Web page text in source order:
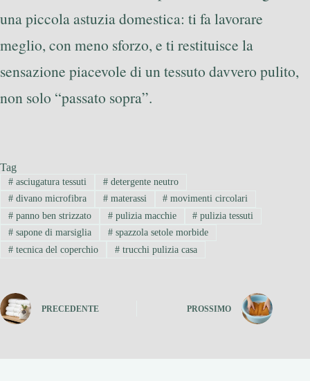
una piccola astuzia domestica: ti fa lavorare
meglio, con meno sforzo, e ti restituisce la
sensazione piacevole di un tessuto davvero pulito,
non solo “passato sopra”.
Tag
#asciugatura tessuti #detergente neutro
#divano microfibra #materassi # movimenti circolari
#panno ben strizzato #pulizia macchie # pulizia tessuti
#sapone di marsiglia #spazzola setole morbide
#tecnica del coperchio #trucchi pulizia casa
PRECEDENTE PROSSIMO